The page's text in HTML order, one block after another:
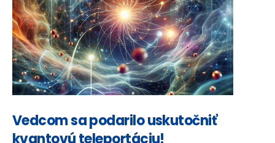
Vedcom sa podarilo uskutočniť
kvantovú teleportáciu!